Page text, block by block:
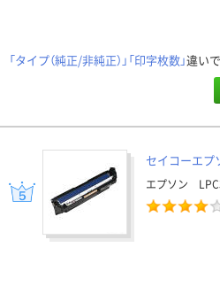
「タイプ（純正/非純正）」「印字枚数」違い
セイコーエ
エプソン